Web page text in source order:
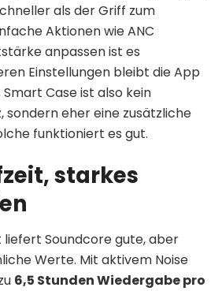
als der Griff zum
Aktionen wie ANC
anpassen ist es
Einstellungen bleibt die App
Case ist also kein
sondern eher eine zusätzliche
funktioniert es gut.
starkes
liefert Soundcore gute, aber
Werte. Mit aktivem Noise
6,5 Stunden Wiedergabe pro